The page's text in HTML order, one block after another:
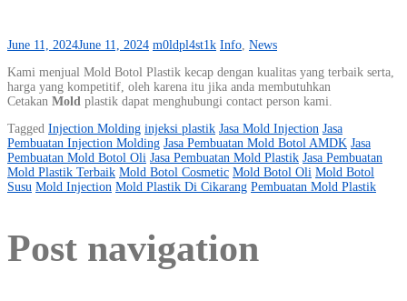
June 11, 2024June 11, 2024 m0ldpl4st1k Info, News
Kami menjual Mold Botol Plastik kecap dengan kualitas yang terbaik serta,
harga yang kompetitif, oleh karena itu jika anda membutuhkan
Cetakan Mold plastik dapat menghubungi contact person kami.
Tagged Injection Molding injeksi plastik Jasa Mold Injection Jasa
Pembuatan Injection Molding Jasa Pembuatan Mold Botol AMDK Jasa
Pembuatan Mold Botol Oli Jasa Pembuatan Mold Plastik Jasa Pembuatan
Mold Plastik Terbaik Mold Botol Cosmetic Mold Botol Oli Mold Botol
Susu Mold Injection Mold Plastik Di Cikarang Pembuatan Mold Plastik
Post navigation